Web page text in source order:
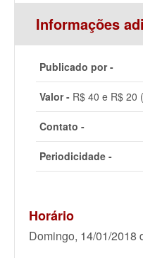
Informações
Publicado por -
Valor - R$ 40 e R$ 20
Contato -
Periodicidade -
Horário
Domingo, 14/01/2018